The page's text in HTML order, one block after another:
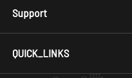
Support
QUICK_LINKS